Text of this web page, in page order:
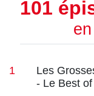
101
1
Les
- Le Best